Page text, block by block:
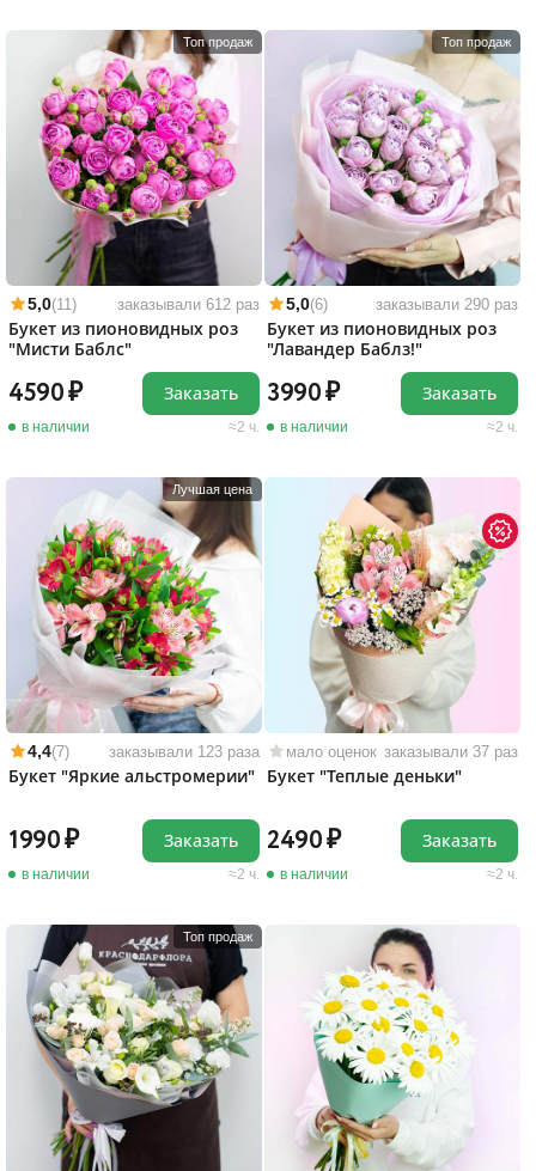
Топ продаж
5,0(11) заказывали 612 раз
Букет из пионовидных роз
"Мисти Баблс"
4590
в наличии 2 ч.
Заказать
Топ продаж
5,0(6) заказывали 290 раз
Букет из пионовидных роз
"Лавандер Баблз!"
3990
в наличии 2 ч.
Заказать
Лучшая цена
4,4(7) заказывали 123 раза
Букет "Яркие альстромерии"
1990
в наличии 2 ч.
Заказать
мало оценок заказывали 37 раз
Букет "Теплые деньки"
2490
в наличии 2 ч.
Заказать
Топ продаж